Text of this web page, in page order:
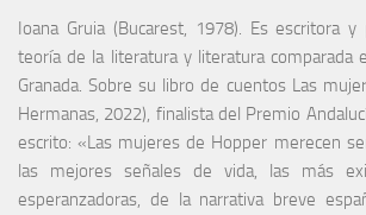
Ioana Gruia (Bucarest, 1978). Es escritora
teoría de la literatura y literatura comparada
Granada. Sobre su libro de cuentos Las
Hermanas, 2022), finalista del Premio
escrito: «Las mujeres de Hopper merecen
las mejores señales de vida, las más
esperanzadoras, de la narrativa breve